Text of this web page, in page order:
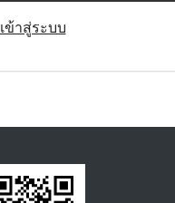
เข้าสู่ระบบ